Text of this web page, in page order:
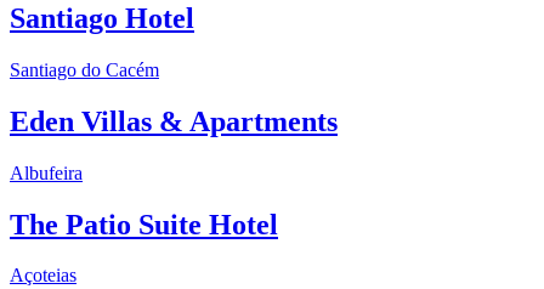
Santiago Hotel
Santiago do Cacém
Eden Villas & Apartments
Albufeira
The Patio Suite Hotel
Açoteias